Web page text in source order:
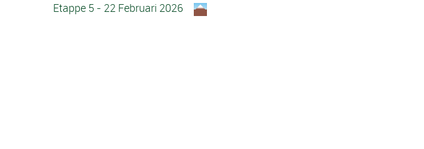
Etappe 5 - 22 Februari 2026